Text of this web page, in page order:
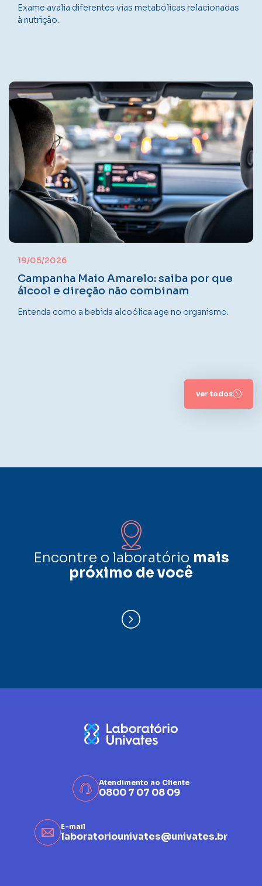
Exame avalia diferentes vias metabólicas relacionadas
à nutrição.
19/05/2026
Campanha Maio Amarelo: saiba por que
álcool e direção não combinam
Entenda como a bebida alcoólica age no organismo.
ver todos
Encontre o laboratório mais
próximo de você
Atendimento ao Cliente
0800 7 07 08 09
E-mail
laboratoriounivates@univates.br